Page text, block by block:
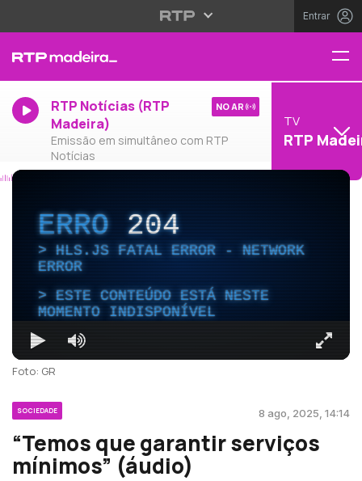
Entrar
RTP Notícias (RTP
Madeira)
Emissão em simultâneo com RTP
Notícias
NO AR
TV
RTP
ERRO204
HLS.JS FATAL ERROR - NETWORK
ERROR
ESTE CONTEÚDO ESTÁ NESTE
MOMENTO INDISPONÍVEL
Foto: GR
SOCIEDADE 8 ago, 2025, 14:14
“Temos que garantir serviços
mínimos” (áudio)